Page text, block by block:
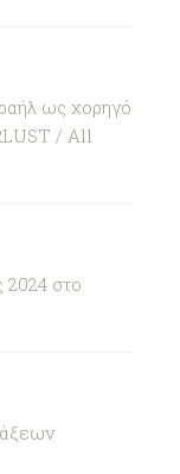
ως χορηγό
/ All
2024 στο